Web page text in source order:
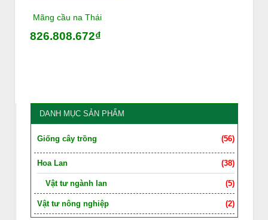
Mãng cầu na Thái
826.808.672₫
DANH MỤC SẢN PHẨM
Giống cây trồng (56)
Hoa Lan (38)
Vật tư ngành lan (5)
Vật tư nông nghiệp (2)